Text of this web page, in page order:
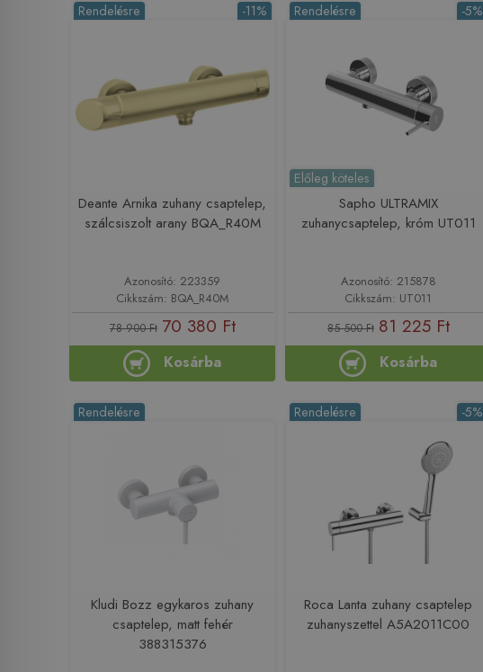
-11%
Rendelésre
Deante Arnika zuhany csaptelep,
szálcsiszolt arany BQA_R40M
Azonosító: 223359
Cikkszám: BQA_R40M
78 900 Ft 70 380 Ft
Kosárba
-5%
Rendelésre
Előleg köteles
Sapho ULTRAMIX
zuhanycsaptelep, króm UT011
Azonosító: 215878
Cikkszám: UT011
85 500 Ft 81 225 Ft
Kosárba
Rendelésre
Kludi Bozz egykaros zuhany
csaptelep, matt fehér
388315376
-5%
Rendelésre
Roca Lanta zuhany csaptelep
zuhanyszettel A5A2011C00